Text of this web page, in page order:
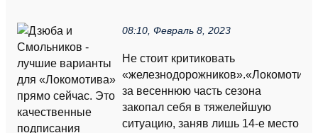
08:10, Февраль 8, 2023
Не стоит критиковать
«железнодорожников».«Локомотив»
за весеннюю часть сезона
закопал себя в тяжелейшую
ситуацию, заняв лишь 14-е место